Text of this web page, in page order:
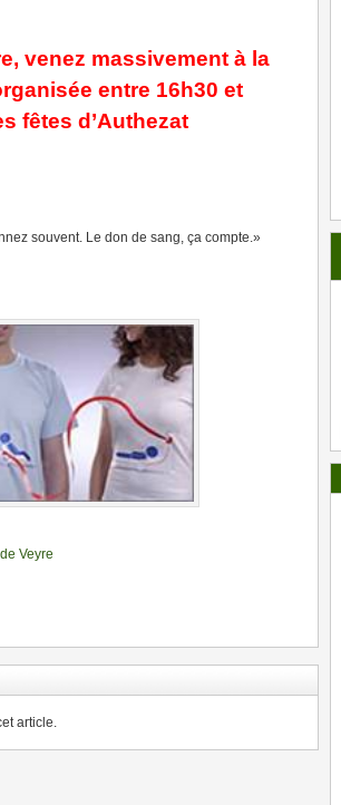
venez massivement à la
entre 16h30 et
fêtes d’Authezat
souvent. Le don de sang, ça compte.»
Veyre
article.